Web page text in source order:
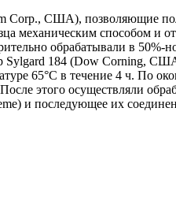
Corp., США), позволяющие
механическим способом и
обрабатывали в 50%-
Sylgard 184 (Dow Corning,
65°С в течение 4 ч. По
этого осуществляли
и последующее их